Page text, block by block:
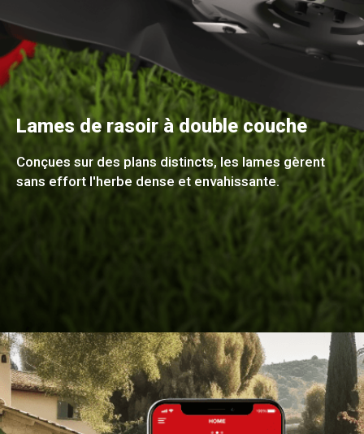
Lames de rasoir à double couche
Conçues sur des plans distincts, les lames gèrent
sans effort l'herbe dense et envahissante.